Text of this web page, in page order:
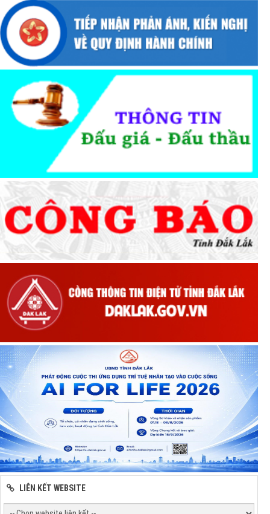
LIÊN KẾT WEBSITE